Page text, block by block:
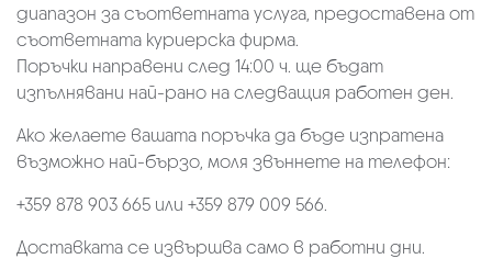
диапазон за съответната услуга, предоставена от
съответната куриерска фирма.
Поръчки направени след 14:00 ч. ще бъдат
изпълнявани най-рано на следващия работен ден.
Ако желаете вашата поръчка да бъде изпратена
възможно най-бързо, моля звъннете на телефон:
+359 878 903 665 или +359 879 009 566.
Доставката се извършва само в работни дни.